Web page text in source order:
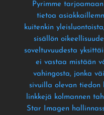
Pyrimme
tietoa
kuitenkin yleisluontoista
sisällön
soveltuvuudesta
ei vastaa mistään
vahingosta, jonka
sivuilla olevan tiedon
linkkejä kolmannen
Star Imagen